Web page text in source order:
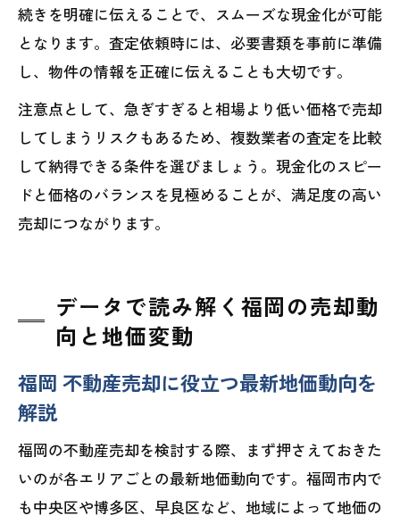
続きを明確に伝えることで、スムーズな現金化が可能
となります。査定依頼時には、必要書類を事前に準備
し、物件の情報を正確に伝えることも大切です。
注意点として、急ぎすぎると相場より低い価格で売却
してしまうリスクもあるため、複数業者の査定を比較
して納得できる条件を選びましょう。現金化のスピー
ドと価格のバランスを見極めることが、満足度の高い
売却につながります。
データで読み解く福岡の売却動
向と地価変動
福岡 不動産売却に役立つ最新地価動向を
解説
福岡の不動産売却を検討する際、まず押さえておきた
いのが各エリアごとの最新地価動向です。福岡市内で
も中央区や博多区、早良区など、地域によって地価の